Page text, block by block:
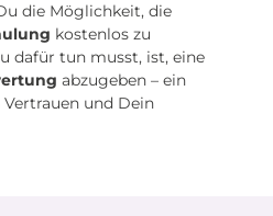
die Möglichkeit, die
kostenlos zu
dafür tun musst, ist, eine
abzugeben – ein
und Dein